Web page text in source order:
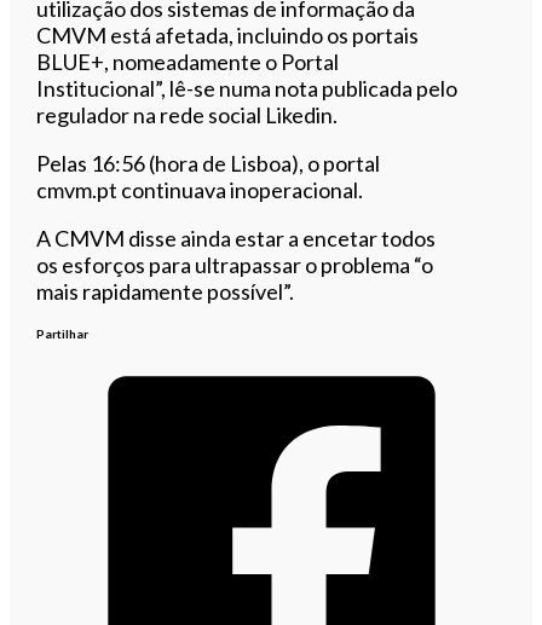
utilização dos sistemas de informação da
CMVM está afetada, incluindo os portais
BLUE+, nomeadamente o Portal
Institucional”, lê-se numa nota publicada pelo
regulador na rede social Likedin.
Pelas 16:56 (hora de Lisboa), o portal
cmvm.pt continuava inoperacional.
A CMVM disse ainda estar a encetar todos
os esforços para ultrapassar o problema “o
mais rapidamente possível”.
Partilhar